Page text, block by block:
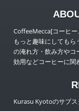
CoffeeMecca[コーヒ
もっと趣味にしても
の淹れ方・飲み方やコ
効用などコーヒーに関
Kurasu Kyotoのサブ